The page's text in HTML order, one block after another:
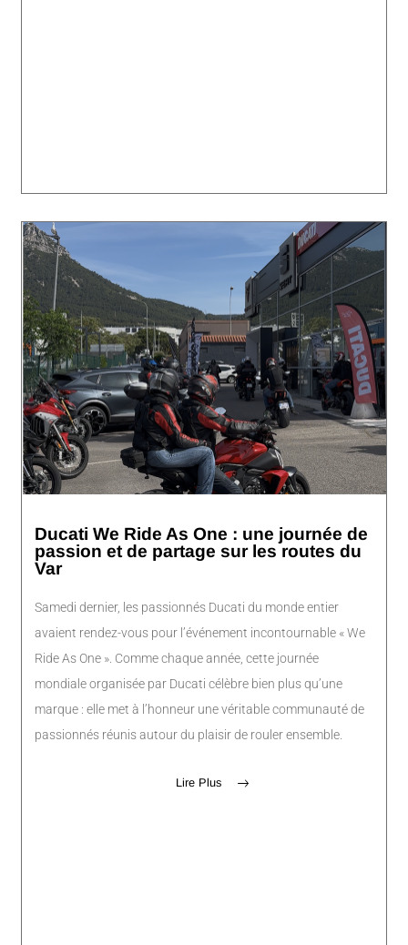
Ducati We Ride As One : une journée de
passion et de partage sur les routes du
Var
Samedi dernier, les passionnés Ducati du monde entier
avaient rendez-vous pour l’événement incontournable « We
Ride As One ». Comme chaque année, cette journée
mondiale organisée par Ducati célèbre bien plus qu’une
marque : elle met à l’honneur une véritable communauté de
passionnés réunis autour du plaisir de rouler ensemble.
Lire Plus